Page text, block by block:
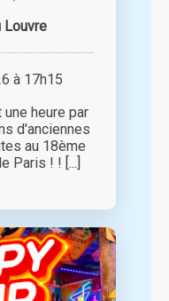
Louvre
à 17h15
heure par
d'anciennes
au 18ème
Paris ! ! [...]